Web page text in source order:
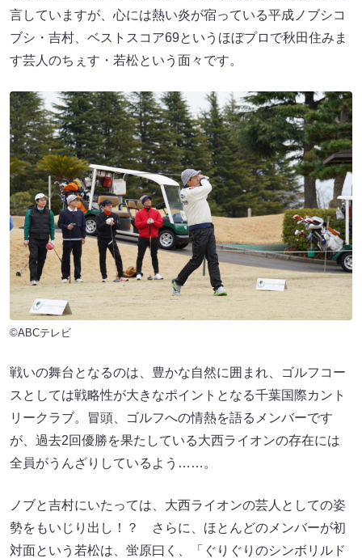
言していますが、心には熱い炎が宿っている平成ノブシコ
ブシ・吉村、ベストスコア69というほぼプロで秋田住みま
す芸人のちぇす・若松という面々です。
©ABCテレビ
戦いの舞台となるのは、豊かな自然に囲まれ、ゴルフコー
スとしては戦略性が大きなポイントとなる千葉国際カント
リークラブ。冒頭、ゴルフへの情熱を語るメンバーです
が、過去2回優勝を果たしている大西ライオンの存在には
全員がうんざりしているよう……。
ノブと吉村にいたっては、大西ライオンの芸人としての姿
勢をもいじり出し！？ さらに、ほとんどのメンバーが初
対面という若松は、蛍原曰く、「ぐりぐりのシンボリルド